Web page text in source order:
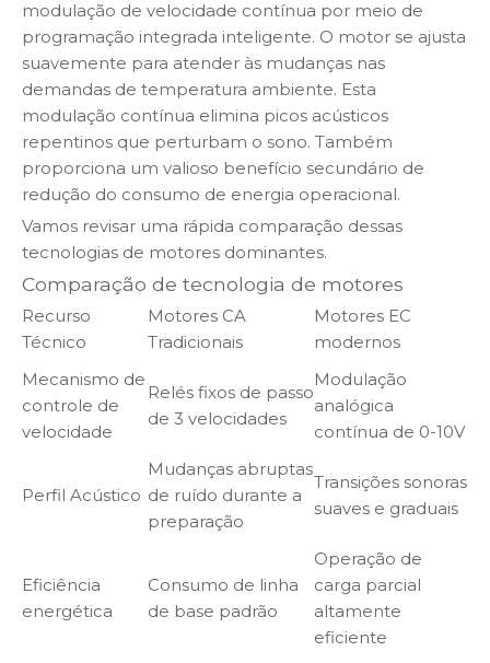
modulação de velocidade contínua por meio de
programação integrada inteligente. O motor se ajusta
suavemente para atender às mudanças nas
demandas de temperatura ambiente. Esta
modulação contínua elimina picos acústicos
repentinos que perturbam o sono. Também
proporciona um valioso benefício secundário de
redução do consumo de energia operacional.
Vamos revisar uma rápida comparação dessas
tecnologias de motores dominantes.
Comparação de tecnologia de motores
Recurso
Técnico
Motores CA
Tradicionais
Motores EC
modernos
Mecanismo de
controle de
velocidade
Relés fixos de passo
de 3 velocidades
Modulação
analógica
contínua de 0-10V
Perfil Acústico
Mudanças abruptas
de ruído durante a
preparação
Transições sonoras
suaves e graduais
Eficiência
energética
Consumo de linha
de base padrão
Operação de
carga parcial
altamente
eficiente